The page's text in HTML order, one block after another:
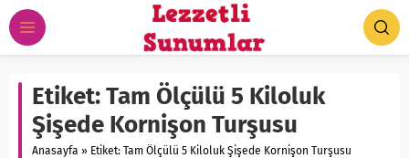
Etiket:Tam Ölçülü 5 Kiloluk
Şişede Kornişon Turşusu
Anasayfa » Etiket: Tam Ölçülü 5 Kiloluk Şişede Kornişon Turşusu